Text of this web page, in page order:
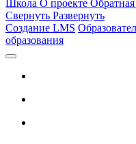
Школа О проекте Обратная
Свернуть Развернуть
Создание LMS
образования